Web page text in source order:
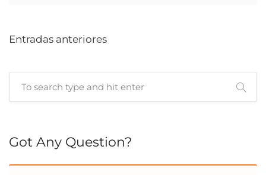
Entradas anteriores
Got Any Question?